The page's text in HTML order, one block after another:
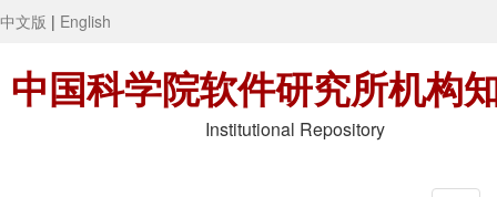
中文版 | English
中国科学院软件研究所机构
Institutional Repository